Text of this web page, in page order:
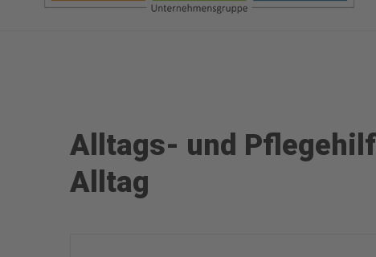
Alltags- und
Alltag